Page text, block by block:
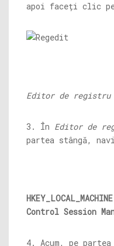
apoi faceți clic
Editor de registru
3. În Editor de
partea stângă,
Control Session
4. Acum, pe